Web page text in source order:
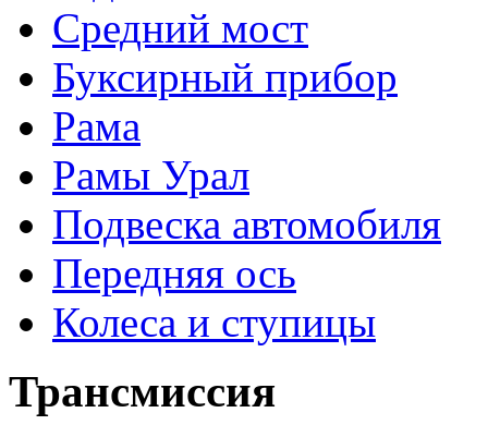
Средний мост
Буксирный прибор
Рама
Рамы Урал
Подвеска автомобиля
Передняя ось
Колеса и ступицы
Трансмиссия